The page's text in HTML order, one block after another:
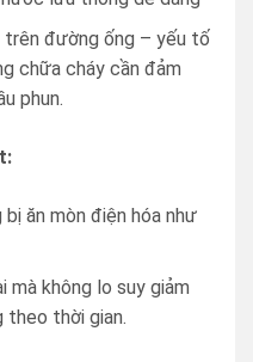
đường ống – yếu tố
chữa cháy cần đảm
phun.
ăn mòn điện hóa như
mà không lo suy giảm
thời gian.